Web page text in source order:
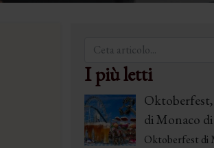
I più letti
di Monaco di
Oktoberfest di